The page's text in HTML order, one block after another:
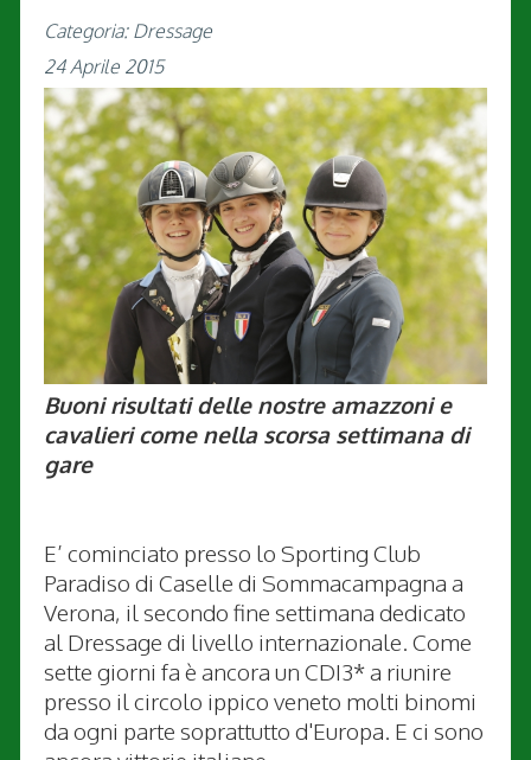
Categoria: Dressage
24 Aprile 2015
Buoni risultati delle nostre amazzoni e
cavalieri come nella scorsa settimana di
gare
E’ cominciato presso lo Sporting Club
Paradiso di Caselle di Sommacampagna a
Verona, il secondo fine settimana dedicato
al Dressage di livello internazionale. Come
sette giorni fa è ancora un CDI3* a riunire
presso il circolo ippico veneto molti binomi
da ogni parte soprattutto d'Europa. E ci sono